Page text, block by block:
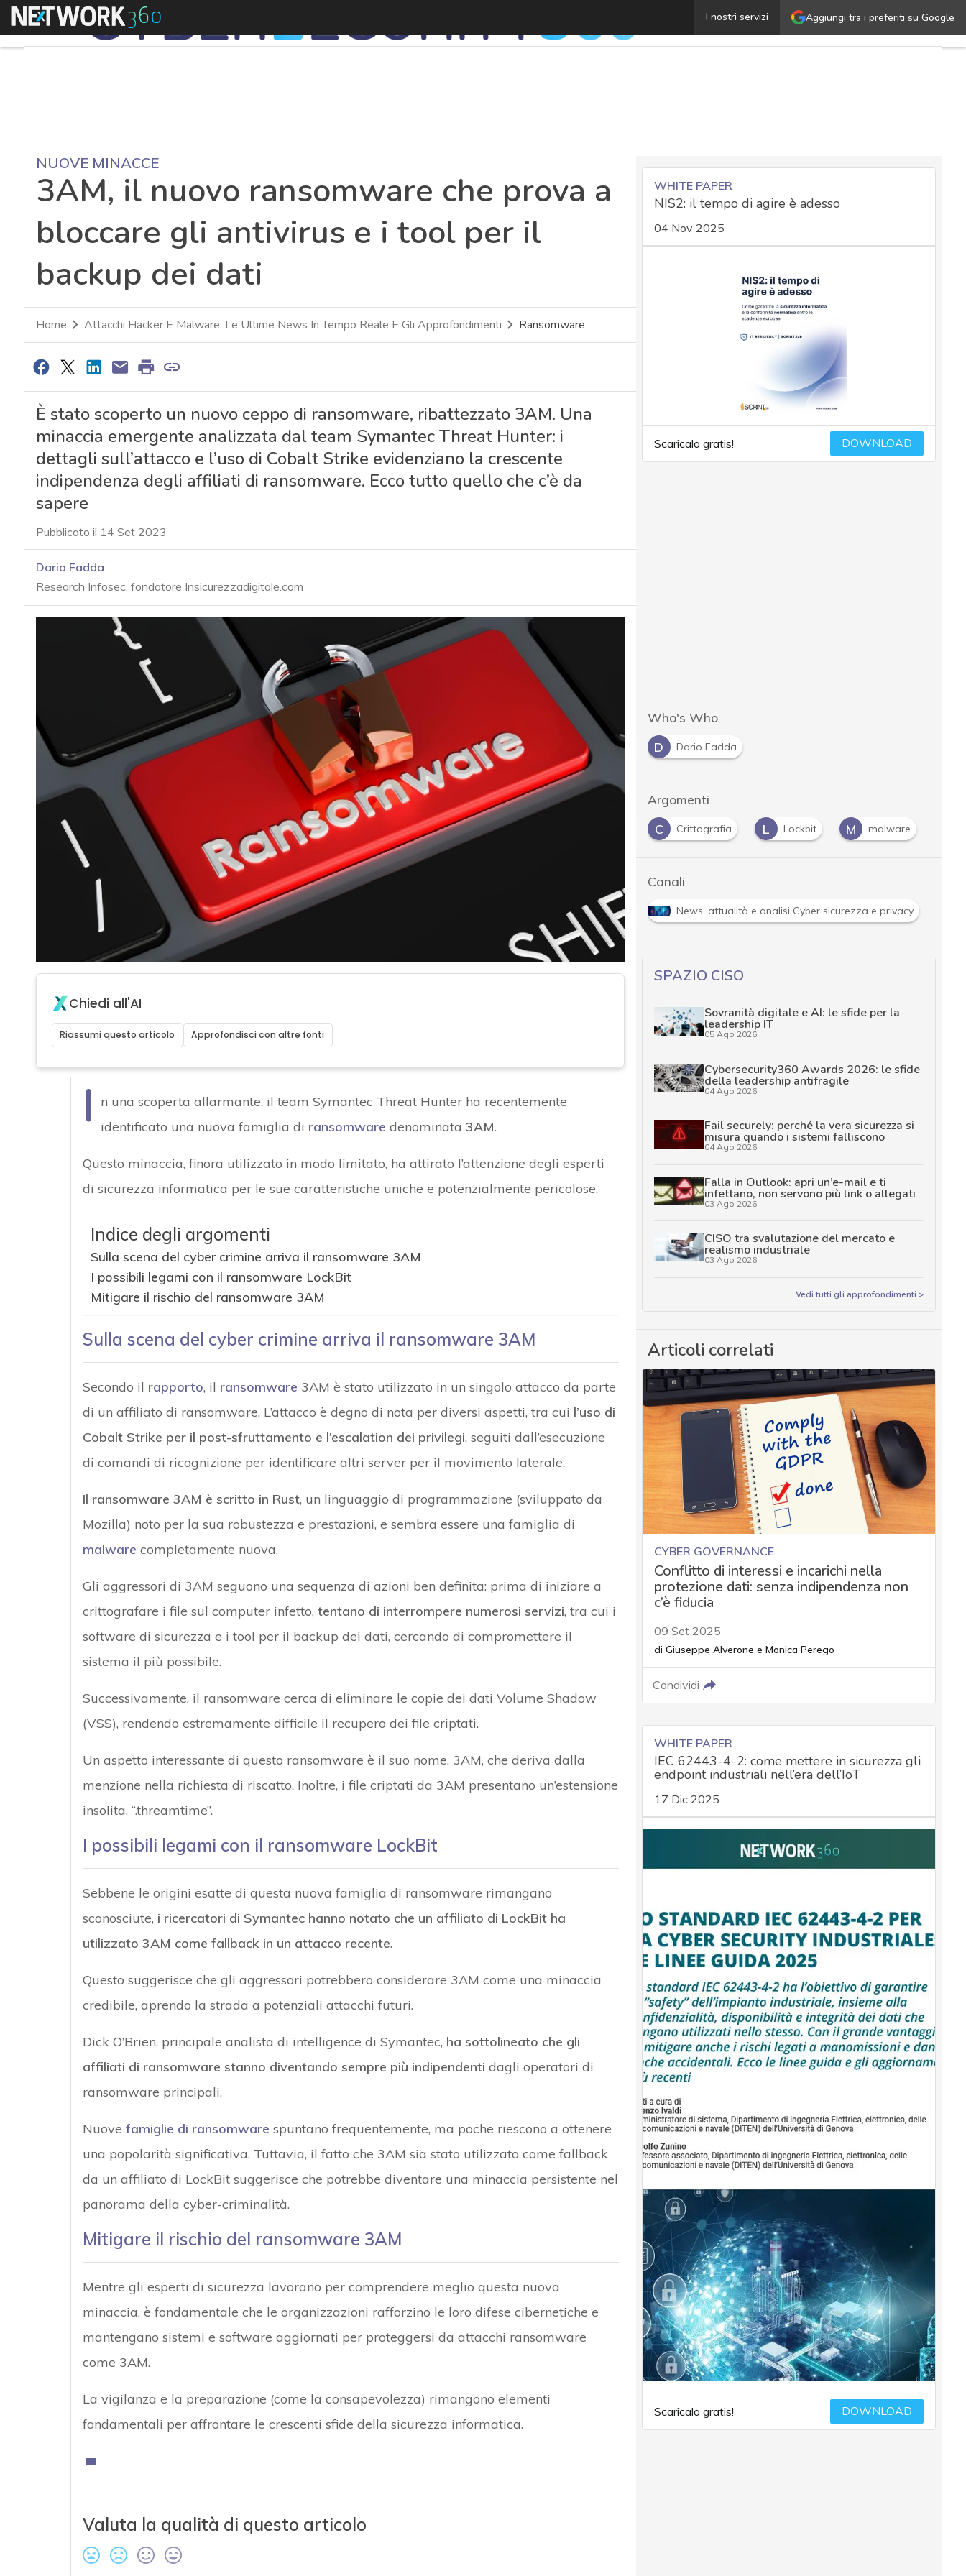
Aggiungi tra i preferiti su Google
I nostri servizi
Menu 3AM, il nuovo ransomware che prova a bloccare gli
NUOVE MINACCE
3AM, il nuovo ransomware che prova a
bloccare gli antivirus e i tool per il
backup dei dati
Home Attacchi Hacker E Malware: Le Ultime News In Tempo Reale E Gli Approfondimenti Ransomware
È stato scoperto un nuovo ceppo di ransomware, ribattezzato 3AM. Una
minaccia emergente analizzata dal team Symantec Threat Hunter: i
dettagli sull’attacco e l’uso di Cobalt Strike evidenziano la crescente
indipendenza degli affiliati di ransomware. Ecco tutto quello che c’è da
sapere
Pubblicato il 14 Set 2023
Dario Fadda
Research Infosec, fondatore Insicurezzadigitale.com
Chiedi all'AI
Riassumi questo articolo Approfondisci con altre fonti
I
n una scoperta allarmante, il team Symantec Threat Hunter ha recentemente
identificato una nuova famiglia di ransomware denominata 3AM.
Questo minaccia, finora utilizzato in modo limitato, ha attirato l’attenzione degli esperti
di sicurezza informatica per le sue caratteristiche uniche e potenzialmente pericolose.
Indice degli argomenti
Sulla scena del cyber crimine arriva il ransomware 3AM
I possibili legami con il ransomware LockBit
Mitigare il rischio del ransomware 3AM
Sulla scena del cyber crimine arriva il ransomware 3AM
Secondo il rapporto, il ransomware 3AM è stato utilizzato in un singolo attacco da parte
di un affiliato di ransomware. L’attacco è degno di nota per diversi aspetti, tra cui l’uso di
Cobalt Strike per il post-sfruttamento e l’escalation dei privilegi, seguiti dall’esecuzione
di comandi di ricognizione per identificare altri server per il movimento laterale.
Il ransomware 3AM è scritto in Rust, un linguaggio di programmazione (sviluppato da
Mozilla) noto per la sua robustezza e prestazioni, e sembra essere una famiglia di
malware completamente nuova.
Gli aggressori di 3AM seguono una sequenza di azioni ben definita: prima di iniziare a
crittografare i file sul computer infetto, tentano di interrompere numerosi servizi, tra cui i
software di sicurezza e i tool per il backup dei dati, cercando di compromettere il
sistema il più possibile.
Successivamente, il ransomware cerca di eliminare le copie dei dati Volume Shadow
(VSS), rendendo estremamente difficile il recupero dei file criptati.
Un aspetto interessante di questo ransomware è il suo nome, 3AM, che deriva dalla
menzione nella richiesta di riscatto. Inoltre, i file criptati da 3AM presentano un’estensione
insolita, “.threamtime”.
I possibili legami con il ransomware LockBit
Sebbene le origini esatte di questa nuova famiglia di ransomware rimangano
sconosciute, i ricercatori di Symantec hanno notato che un affiliato di LockBit ha
utilizzato 3AM come fallback in un attacco recente.
Questo suggerisce che gli aggressori potrebbero considerare 3AM come una minaccia
credibile, aprendo la strada a potenziali attacchi futuri.
Dick O’Brien, principale analista di intelligence di Symantec, ha sottolineato che gli
affiliati di ransomware stanno diventando sempre più indipendenti dagli operatori di
ransomware principali.
Nuove famiglie di ransomware spuntano frequentemente, ma poche riescono a ottenere
una popolarità significativa. Tuttavia, il fatto che 3AM sia stato utilizzato come fallback
da un affiliato di LockBit suggerisce che potrebbe diventare una minaccia persistente nel
panorama della cyber-criminalità.
Mitigare il rischio del ransomware 3AM
Mentre gli esperti di sicurezza lavorano per comprendere meglio questa nuova
minaccia, è fondamentale che le organizzazioni rafforzino le loro difese cibernetiche e
mantengano sistemi e software aggiornati per proteggersi da attacchi ransomware
come 3AM.
La vigilanza e la preparazione (come la consapevolezza) rimangono elementi
fondamentali per affrontare le crescenti sfide della sicurezza informatica.
Valuta la qualità di questo articolo
WHITE PAPER
NIS2: il tempo di agire è adesso
04 Nov 2025
Scaricalo gratis! DOWNLOAD
Who's Who
D
Dario Fadda
Argomenti
C Crittografia L Lockbit M malware
Canali
Attacchi hacker e Malware: le ultime news in tempo reale e gli approfondimenti News, attualità e analisi Cyber sicurezza e privacy
SPAZIO CISO
Sovranità digitale e AI: le sfide per la
leadership IT
05 Ago 2026
Cybersecurity360 Awards 2026: le sfide
della leadership antifragile
04 Ago 2026
Fail securely: perché la vera sicurezza si
misura quando i sistemi falliscono
04 Ago 2026
Falla in Outlook: apri un’e-mail e ti
infettano, non servono più link o allegati
03 Ago 2026
CISO tra svalutazione del mercato e
realismo industriale
03 Ago 2026
Vedi tutti gli approfondimenti >
Articoli correlati
CYBER GOVERNANCE
Conflitto di interessi e incarichi nella
protezione dati: senza indipendenza non
c’è fiducia
09 Set 2025
di Giuseppe Alverone e Monica Perego
Condividi
WHITE PAPER
IEC 62443-4-2: come mettere in sicurezza gli
endpoint industriali nell’era dell’IoT
17 Dic 2025
Scaricalo gratis! DOWNLOAD